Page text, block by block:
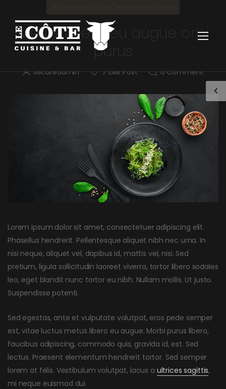
Metus libero eu augue orbi
purus
secureadmin 7Like Post 0Comment
Lorem ipsum dolor sit amet, consectetuer adipiscing elit.
Phasellus hendrerit. Pellentesque aliquet nibh nec urna. In
nisi neque, aliquet vel, dapibus id, mattis vel, nisi. Sed
pretium, ligula sollicitudin laoreet viverra, tortor libero sodales
leo, eget blandit nunc tortor eu nibh. Nullam mollis. Ut justo.
Suspendisse potenti.
Sed egestas, ante et vulputate volutpat, eros pede semper
est, vitae luctus metus libero eu augue. Morbi purus libero,
faucibus adipiscing, commodo quis, gravida id, est. Sed
lectus. Praesent elementum hendrerit tortor. Sed semper
lorem at felis. Vestibulum volutpat, lacus a ultrices sagittis,
mi neque euismod dui.